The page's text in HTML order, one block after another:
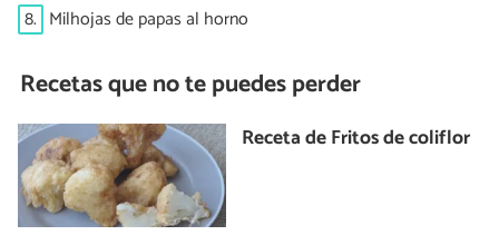
8. Milhojas de papas al horno
Recetas que no te puedes perder
Receta de Fritos de coliflor